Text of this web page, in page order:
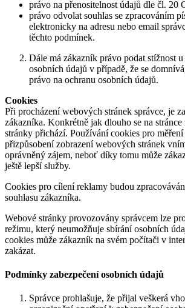
právo na přenositelnost údajů dle čl. 20
právo odvolat souhlas se zpracováním
elektronicky na adresu nebo email
těchto podmínek.
Dále má zákazník právo podat stížnost
osobních údajů v případě, že se
právo na ochranu osobních údajů.
Cookies
Při procházení webových stránek správce, je
zákazníka. Konkrétně jak dlouho se na stránce
stránky přichází. Používání cookies pro
přizpůsobení zobrazení webových stránek
oprávněný zájem, neboť díky tomu může
ještě lepší služby.
Cookies pro cílení reklamy budou
souhlasu zákazníka.
Webové stránky provozovány správcem lze
režimu, který neumožňuje sbírání osobních
cookies může zákazník na svém počítači v
zakázat.
Podmínky zabezpečení osobních údajů
Správce prohlašuje, že přijal veškerá